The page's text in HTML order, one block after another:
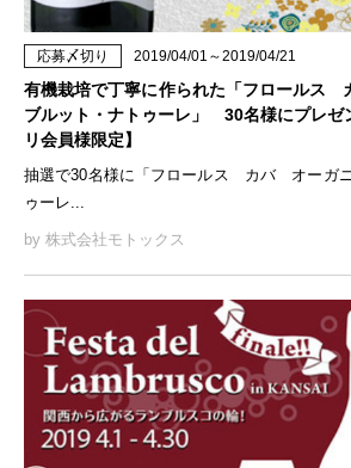
応募〆切り 2019/04/01～2019/04/21
有機栽培で丁寧に作られた「フロール
ブルット・ナトゥーレ」 30名様にプレゼ
リ会員様限定】
抽選で30名様に「フロールス カバ オーガ
ゥーレ...
by 株式会社モトックス